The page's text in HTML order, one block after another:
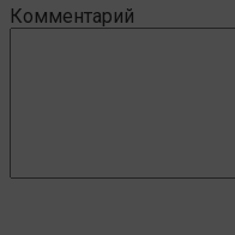
Комментарий